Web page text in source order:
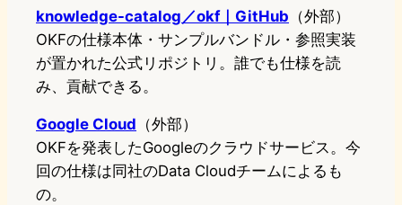
knowledge-catalog／okf｜GitHub （外部）
OKFの仕様本体・サンプルバンドル・参照実装
が置かれた公式リポジトリ。誰でも仕様を読
み、貢献できる。
Google Cloud （外部）
OKFを発表したGoogleのクラウドサービス。今
回の仕様は同社のData Cloudチームによるも
の。